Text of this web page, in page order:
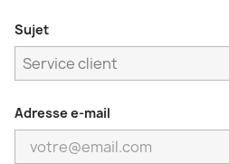
Sujet
Adresse e-mail